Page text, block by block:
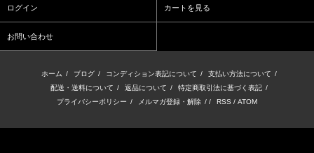
ログイン カートを見る
お問い合わせ
ホーム / ブログ / コンディション表記について / 支払い方法について /
配送・送料について / 返品について / 特定商取引法に基づく表記 /
プライバシーポリシー / メルマガ登録・解除 / / RSS / ATOM